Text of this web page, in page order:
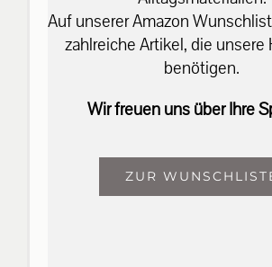
Auf unserer Amazon
zahlreiche Artikel, die unsere
benötigen.
Wir freuen uns über Ihre
ZUR